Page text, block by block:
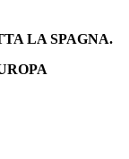
LA SPAGNA.